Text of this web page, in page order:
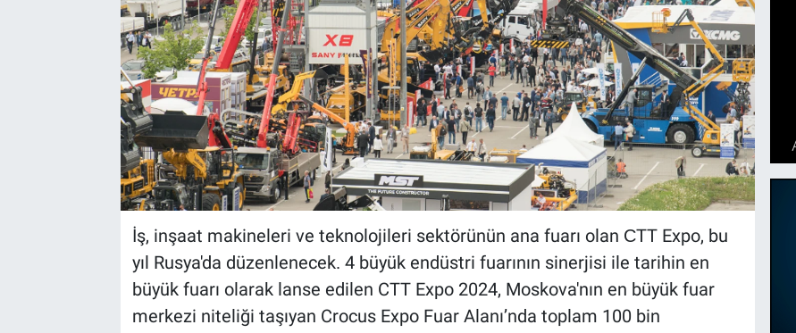
İş, inşaat makineleri ve teknolojileri sektörünün ana fuarı olan СTT Expo, bu
yıl Rusya'da düzenlenecek. 4 büyük endüstri fuarının sinerjisi ile tarihin en
büyük fuarı olarak lanse edilen CTT Expo 2024, Moskova'nın en büyük fuar
merkezi niteliği taşıyan Crocus Expo Fuar Alanı’nda toplam 100 bin
Ağır Sanayi Çözümleri